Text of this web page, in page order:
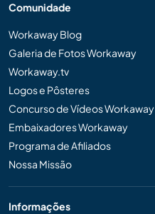
Comunidade
Workaway Blog
Galeria de Fotos Workaway
Workaway.tv
Logos e Pôsteres
Concurso de Vídeos Workaway
Embaixadores Workaway
Programa de Afiliados
Nossa Missão
Informações